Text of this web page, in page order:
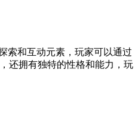
索和互动元素，玩家可以通过
还拥有独特的性格和能力，玩